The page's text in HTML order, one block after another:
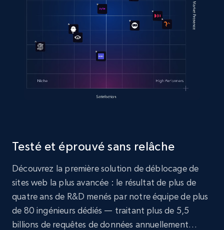
Testé et éprouvé sans relâche
Découvrez la première solution de déblocage de
sites web la plus avancée : le résultat de plus de
quatre ans de R&D menés par notre équipe de plus
de 80 ingénieurs dédiés — traitant plus de 5,5
billions de requêtes de données annuellement…